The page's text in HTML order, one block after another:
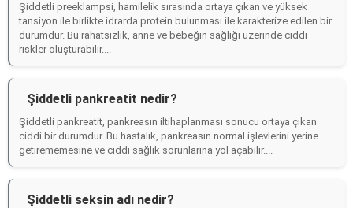
Şiddetli preeklampsi, hamilelik sırasında ortaya çıkan ve yüksek
tansiyon ile birlikte idrarda protein bulunması ile karakterize edilen bir
durumdur. Bu rahatsızlık, anne ve bebeğin sağlığı üzerinde ciddi
riskler oluşturabilir....
Şiddetli pankreatit nedir?
Şiddetli pankreatit, pankreasın iltihaplanması sonucu ortaya çıkan
ciddi bir durumdur. Bu hastalık, pankreasın normal işlevlerini yerine
getirememesine ve ciddi sağlık sorunlarına yol açabilir....
Şiddetli seksin adı nedir?